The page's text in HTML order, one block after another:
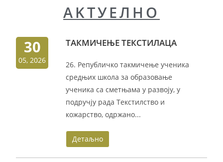
AKTУEЛНО
30
05, 2026
ТАКМИЧЕЊЕ ТЕКСТИЛАЦА
26. Републичко такмичење ученика
средњих школа за образовање
ученика са сметњама у развоју, у
подручју рада Текстилство и
кожарство, одржано...
Детаљно